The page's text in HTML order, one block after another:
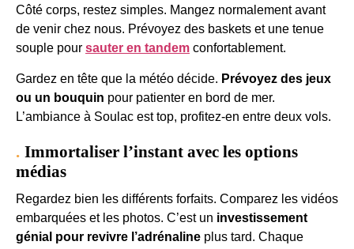
Côté corps, restez simples. Mangez normalement avant
de venir chez nous. Prévoyez des baskets et une tenue
souple pour sauter en tandem confortablement.
Gardez en tête que la météo décide. Prévoyez des jeux
ou un bouquin pour patienter en bord de mer.
L’ambiance à Soulac est top, profitez-en entre deux vols.
Immortaliser l’instant avec les options
médias
Regardez bien les différents forfaits. Comparez les vidéos
embarquées et les photos. C’est un investissement
génial pour revivre l’adrénaline plus tard. Chaque